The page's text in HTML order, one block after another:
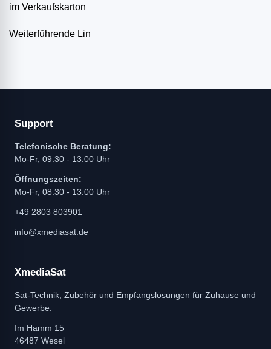
im Verkaufskarton
Weiterführende Lin
Support
Telefonische Beratung:
Mo-Fr, 09:30 - 13:00 Uhr
Öffnungszeiten:
Mo-Fr, 08:30 - 13:00 Uhr
+49 2803 803901
info@xmediasat.de
XmediaSat
Sat-Technik, Zubehör und Empfangslösungen für Zuhause und
Gewerbe.
Im Hamm 15
46487 Wesel